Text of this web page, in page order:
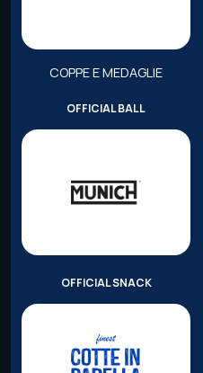
COPPE E MEDAGLIE
OFFICIAL BALL
OFFICIAL SNACK